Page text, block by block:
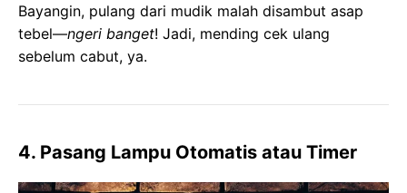
Bayangin, pulang dari mudik malah disambut asap
tebel—ngeri banget! Jadi, mending cek ulang
sebelum cabut, ya.
4. Pasang Lampu Otomatis atau Timer